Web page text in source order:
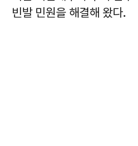
빈발 민원을 해결해 왔다.